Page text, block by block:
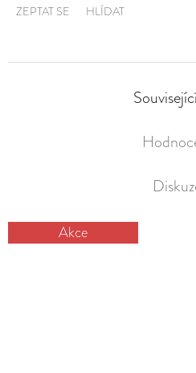
ZEPTAT SE HLÍDAT
Akce